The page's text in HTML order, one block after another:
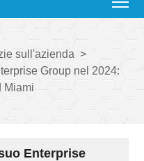
sull'azienda >
Group nel 2024:
Miami
Enterprise